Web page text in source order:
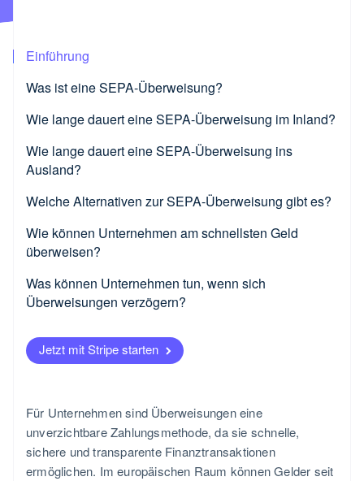
CO₂-Entnahme
Online-Identitätsprüfung
Erfahren Sie, wie Stripe Lösungen für die
Einführung
Was ist eine SEPA-Überweisung?
Wie lange dauert eine SEPA-Überweisung im Inland?
Wie lange dauert eine SEPA-Überweisung ins
Ausland?
Welche Alternativen zur SEPA-Überweisung gibt es?
Wie können Unternehmen am schnellsten Geld
überweisen?
Was können Unternehmen tun, wenn sich
Überweisungen verzögern?
Jetzt mit Stripe starten
Für Unternehmen sind Überweisungen eine
unverzichtbare Zahlungsmethode, da sie schnelle,
sichere und transparente Finanztransaktionen
ermöglichen. Im europäischen Raum können Gelder seit